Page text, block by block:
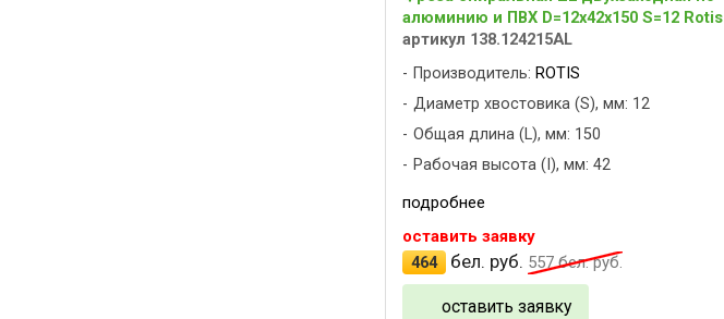
алюминию и ПВХ D=12x42x150 S=12 Rotis
артикул 138.124215AL
Производитель: ROTIS
Диаметр хвостовика (S), мм: 12
Общая длина (L), мм: 150
Рабочая высота (I), мм: 42
подробнее
оставить заявку
464 бел. руб. 557бел. руб.
оставить заявку